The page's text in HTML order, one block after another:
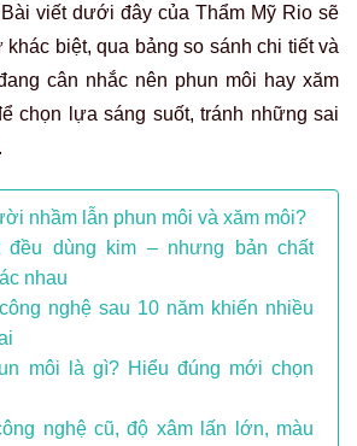
viết dưới đây của Thẩm Mỹ Rio sẽ
biệt, qua bảng so sánh chi tiết và
cân nhắc nên phun môi hay xăm
chọn lựa sáng suốt, tránh những sai
nhầm lẫn phun môi và xăm môi?
đều dùng kim – nhưng bản chất
nhau
nghệ sau 10 năm khiến nhiều
môi là gì? Hiểu đúng mới chọn
nghệ cũ, độ xâm lấn lớn, màu